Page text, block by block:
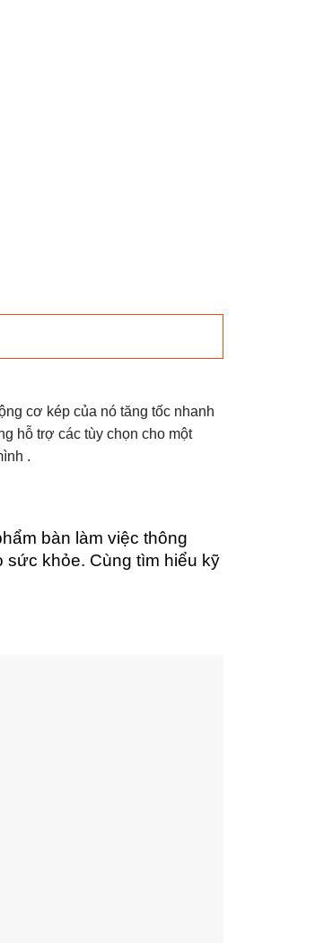
cơ kép của nó tăng tốc nhanh
hỗ trợ các tùy chọn cho một
.
bàn làm việc thông
sức khỏe. Cùng tìm hiểu kỹ